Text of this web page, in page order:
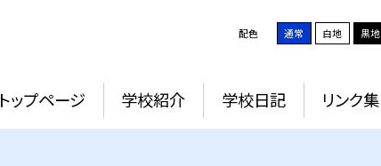
配色 通常 白地 黒地
トップページ 学校紹介 学校日記 リンク集